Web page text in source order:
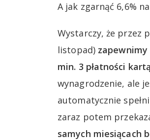
A jak zgarnąć 6,6%
Wystarczy, że przez
listopad) zapewnimy
min. 3 płatności
wynagrodzenie, ale
automatycznie
zaraz potem
samych miesiącach